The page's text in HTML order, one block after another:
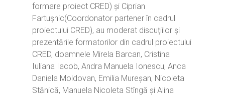
formare proiect CRED) și Ciprian
Fartușnic(Coordonator partener în cadrul
proiectului CRED), au moderat discuțiilor și
prezentările formatorilor din cadrul proiectului
CRED, doamnele Mirela Barcan, Cristina
Iuliana Iacob, Andra Manuela Ionescu, Anca
Daniela Moldovan, Emilia Mureșan, Nicoleta
Stănică, Manuela Nicoleta Stîngă și Alina